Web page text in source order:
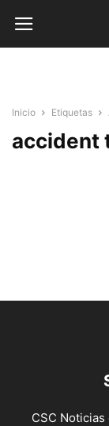
Inicio Etiquetas
accident
CSC